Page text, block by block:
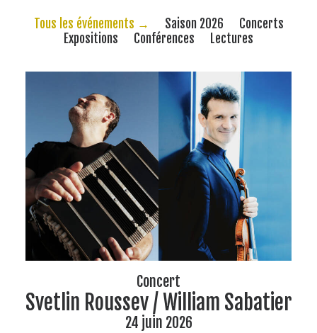
Tous les événements → Saison 2026
Concerts
Expositions
Conférences Lectures
Concert
Svetlin Roussev / William Sabatier
24 juin 2026